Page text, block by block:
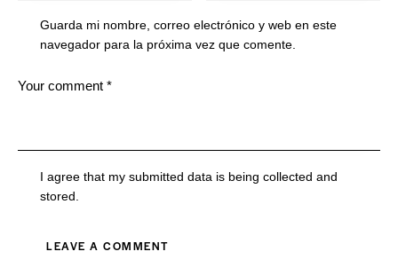
Guarda mi nombre, correo electrónico y web en este
navegador para la próxima vez que comente.
I agree that my submitted data is being collected and
stored.